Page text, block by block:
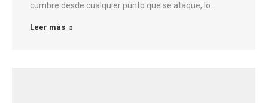
cumbre desde cualquier punto que se ataque, lo…
Leer más